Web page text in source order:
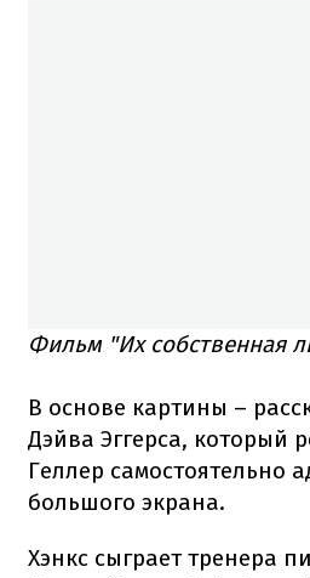
Фильм "Их собственная
В основе картины –
Дэйва Эггерса, который
Геллер самостоятельно
большого экрана.
Хэнкс сыграет тренера